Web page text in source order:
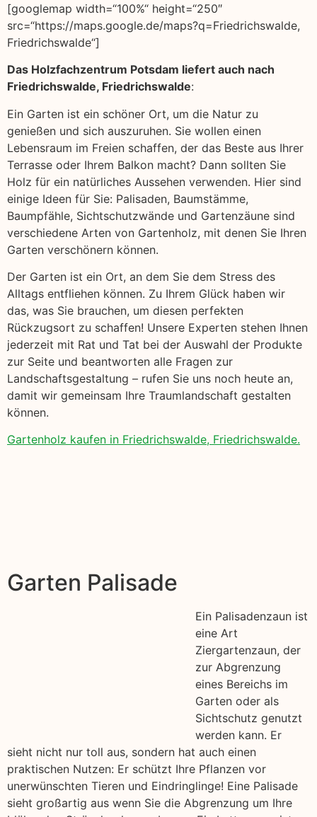
[googlemap width=“100%“ height=“250″
src=“https://maps.google.de/maps?q=Friedrichswalde,
Friedrichswalde“]
Das Holzfachzentrum Potsdam liefert auch nach
Friedrichswalde, Friedrichswalde:
Ein Garten ist ein schöner Ort, um die Natur zu
genießen und sich auszuruhen. Sie wollen einen
Lebensraum im Freien schaffen, der das Beste aus Ihrer
Terrasse oder Ihrem Balkon macht? Dann sollten Sie
Holz für ein natürliches Aussehen verwenden. Hier sind
einige Ideen für Sie: Palisaden, Baumstämme,
Baumpfähle, Sichtschutzwände und Gartenzäune sind
verschiedene Arten von Gartenholz, mit denen Sie Ihren
Garten verschönern können.
Der Garten ist ein Ort, an dem Sie dem Stress des
Alltags entfliehen können. Zu Ihrem Glück haben wir
das, was Sie brauchen, um diesen perfekten
Rückzugsort zu schaffen! Unsere Experten stehen Ihnen
jederzeit mit Rat und Tat bei der Auswahl der Produkte
zur Seite und beantworten alle Fragen zur
Landschaftsgestaltung – rufen Sie uns noch heute an,
damit wir gemeinsam Ihre Traumlandschaft gestalten
können.
Gartenholz kaufen in Friedrichswalde, Friedrichswalde.
Garten Palisade
Ein Palisadenzaun ist
eine Art
Ziergartenzaun, der
zur Abgrenzung
eines Bereichs im
Garten oder als
Sichtschutz genutzt
werden kann. Er
sieht nicht nur toll aus, sondern hat auch einen
praktischen Nutzen: Er schützt Ihre Pflanzen vor
unerwünschten Tieren und Eindringlinge! Eine Palisade
sieht großartig aus wenn Sie die Abgrenzung um Ihre